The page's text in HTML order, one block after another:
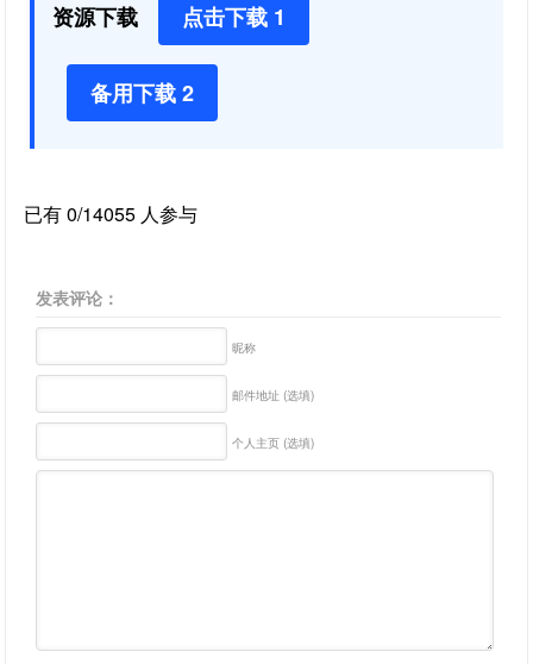
资源下载 点击下载 1
备用下载 2
已有 0/14055 人参与
发表评论：
昵称
邮件地址 (选填)
个人主页 (选填)